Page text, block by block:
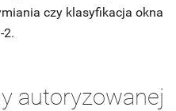
czy klasyfikacja okna
2.
autoryzowanej